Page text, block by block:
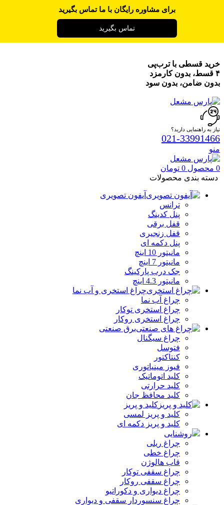
خرید قسطی با ترب‌پی
۴ قسط، بدون کارمزد
بدون ضامن، بدون سود
نیاز به راهنمایی دارید؟
021-33991466
منو
0 محصول 0 تومان
دسته بندی محصولات
آیفون تصویری
ترانس
پنل کدینگ
قفل برقی
قفل زنجیری
پنل دکمه‌ ای
مانیتور 10 اینچ
مانیتور 7 اینچ
جک درب پارکینگ
مانیتور 4.3 اینچ
چراغ استخری و آب نما
چراغ آب نما
چراغ استخری توکار
چراغ استخری روکار
برق صنعتی
چراغ سیگنال
فتوسل
کنتاکتور
فیوز مینیاتوری
کلید اتوماتیک
کلید حرارتی
کلید محافظ جان
کلید و پریز
کلید و پریز لمسی
کلید و پریز دکمه‌ ای
روشنایی
چراغ ریلی
چراغ خطی
قاب هالوژن
چراغ سقفی توکار
چراغ سقفی روکار
چراغ دیواری و دکوراتیو
چراغ سنسوردار سقفی و دیواری
برای مشاوره رایگان با ما تماس بگیرید
تماس بگیرید